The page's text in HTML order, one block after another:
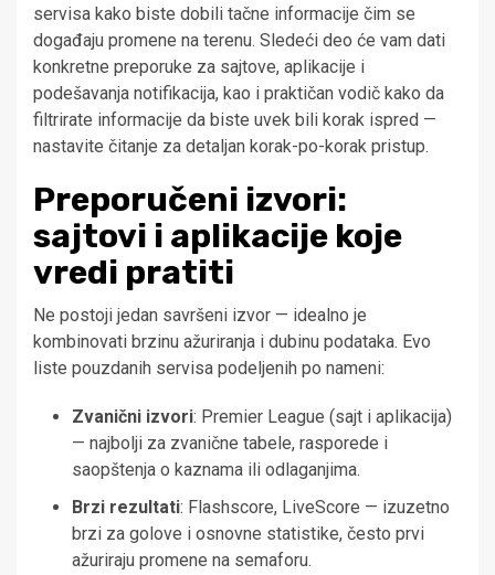
servisa kako biste dobili tačne informacije čim se
događaju promene na terenu. Sledeći deo će vam dati
konkretne preporuke za sajtove, aplikacije i
podešavanja notifikacija, kao i praktičan vodič kako da
filtrirate informacije da biste uvek bili korak ispred —
nastavite čitanje za detaljan korak-po-korak pristup.
Preporučeni izvori:
sajtovi i aplikacije koje
vredi pratiti
Ne postoji jedan savršeni izvor — idealno je
kombinovati brzinu ažuriranja i dubinu podataka. Evo
liste pouzdanih servisa podeljenih po nameni:
Zvanični izvori: Premier League (sajt i aplikacija)
— najbolji za zvanične tabele, rasporede i
saopštenja o kaznama ili odlaganjima.
Brzi rezultati: Flashscore, LiveScore — izuzetno
brzi za golove i osnovne statistike, često prvi
ažuriraju promene na semaforu.